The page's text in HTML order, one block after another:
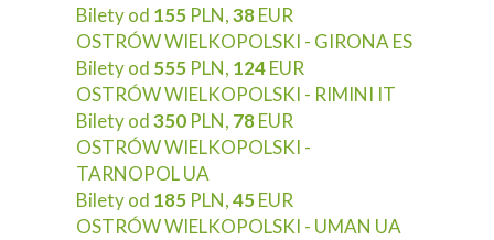
Bilety od 155 PLN,38EUR
OSTRÓW WIELKOPOLSKI - GIRONA ES
Bilety od 555 PLN, 124EUR
OSTRÓW WIELKOPOLSKI - RIMINI IT
Bilety od350 PLN, 78EUR
OSTRÓW WIELKOPOLSKI -
TARNOPOL UA
Bilety od 185 PLN,45EUR
OSTRÓW WIELKOPOLSKI - UMAN UA